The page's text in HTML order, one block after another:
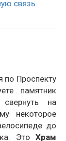
по Проспекту
памятник
на
некоторое
до
Это Храм